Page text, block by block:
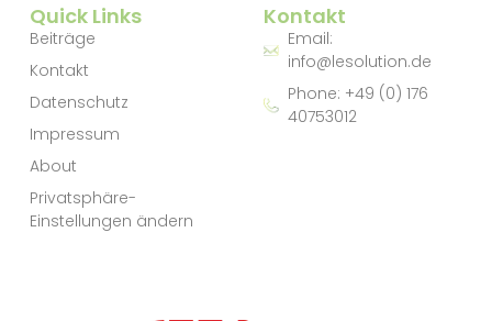
Quick Links
Beiträge
Kontakt
Datenschutz
Impressum
About
Privatsphäre-
Einstellungen ändern
Kontakt
Email:
info@lesolution.de
Phone: +49 (0) 176
40753012